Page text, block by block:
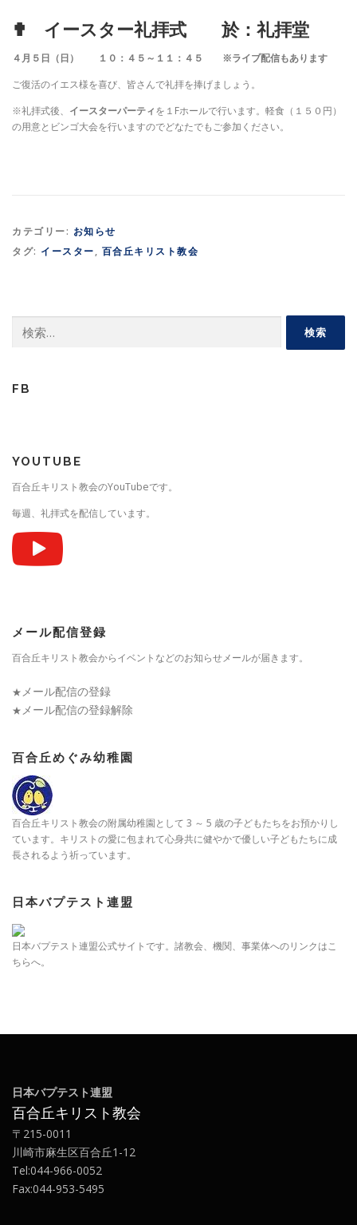
✟ イースター礼拝式 於：礼拝堂
４月５日（日）
１０：４５～１１：４５ ※ライブ配信もあります
ご復活のイエス様を喜び、皆さんで礼拝を捧げましょう。
※礼拝式後、 イースターパーティを１Fホールで行います。軽食（１５０円）
の用意とビンゴ大会を行いますのでどなたでもご参加ください。
カテゴリー: お知らせ
タグ: イースター, 百合丘キリスト教会
索:
FB
YOUTUBE
百合丘キリスト教会のYouTubeです。
毎週、礼拝式を配信しています。
メール配信登録
百合丘キリスト教会からイベントなどのお知らせメールが届きます。
★メール配信の登録
★メール配信の登録解除
百合丘めぐみ幼稚園
百合丘キリスト教会の附属幼稚園として 3 ～ 5 歳の子どもたちをお預かりし
ています。キリストの愛に包まれて心身共に健やかで優しい子どもたちに成
長されるよう祈っています。
日本バプテスト連盟
日本バプテスト連盟公式サイトです。諸教会、機関、事業体へのリンクはこ
ちらへ。
日本バプテスト連盟
百合丘キリスト教会
〒215-0011
川崎市麻生区百合丘1-12
Tel:044-966-0052
Fax:044-953-5495